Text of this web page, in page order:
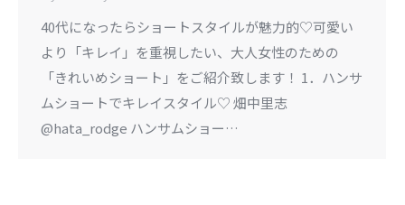
40代になったらショートスタイルが魅力的♡可愛い
より「キレイ」を重視したい、大人女性のための
「きれいめショート」をご紹介致します！ 1．ハンサ
ムショートでキレイスタイル♡ 畑中里志
@hata_rodge ハンサムショー…